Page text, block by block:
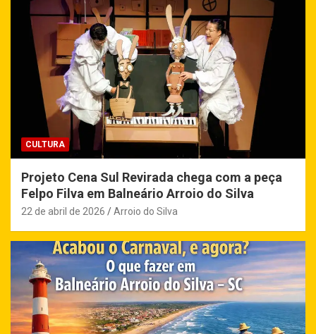
CULTURA
Projeto Cena Sul Revirada chega com a peça
Felpo Filva em Balneário Arroio do Silva
22 de abril de 2026 Arroio do Silva